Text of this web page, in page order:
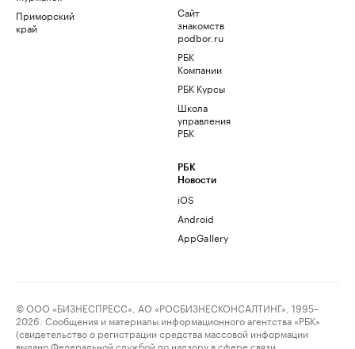
Приморский
край
Сайт
знакомств
podbor.ru
РБК
Компании
РБК Курсы
Школа
управления
РБК
РБК
Новости
iOS
Android
AppGallery
© ООО «БИЗНЕСПРЕСС», АО «РОСБИЗНЕСКОНСАЛТИНГ», 1995–
2026. Сообщения и материалы информационного агентства «РБК»
(свидетельство о регистрации средства массовой информации
выдано Федеральной службой по надзору в сфере связи,